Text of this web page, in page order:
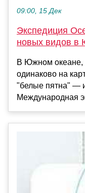
09:00, 15 Дек
Экспедиция
новых видов в
В Южном океане,
одинаково на
"белые пятна" —
Международная